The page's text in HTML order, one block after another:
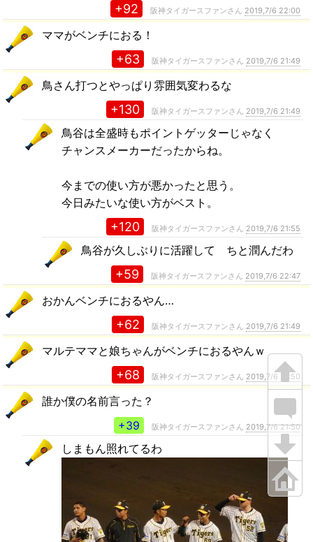
+92 阪神タイガースファンさん 2019,7/6 22:00
ママがベンチにおる！
+63 阪神タイガースファンさん 2019,7/6 21:49
鳥さん打つとやっぱり雰囲気変わるな
+130 阪神タイガースファンさん 2019,7/6 21:49
鳥谷は全盛時もポイントゲッターじゃなく
チャンスメーカーだったからね。
今までの使い方が悪かったと思う。
今日みたいな使い方がベスト。
+120 阪神タイガースファンさん 2019,7/6 21:55
鳥谷が久しぶりに活躍して ちと潤んだわ
+59 阪神タイガースファンさん 2019,7/6 22:47
おかんベンチにおるやん…
+62 阪神タイガースファンさん 2019,7/6 21:49
マルテママと娘ちゃんがベンチにおるやんｗ
+68 阪神タイガースファンさん 2019,7/6 21:50
誰か僕の名前言った？
+39
阪神タイガースファンさん 2019,7/6 21:50
しまもん照れてるわ